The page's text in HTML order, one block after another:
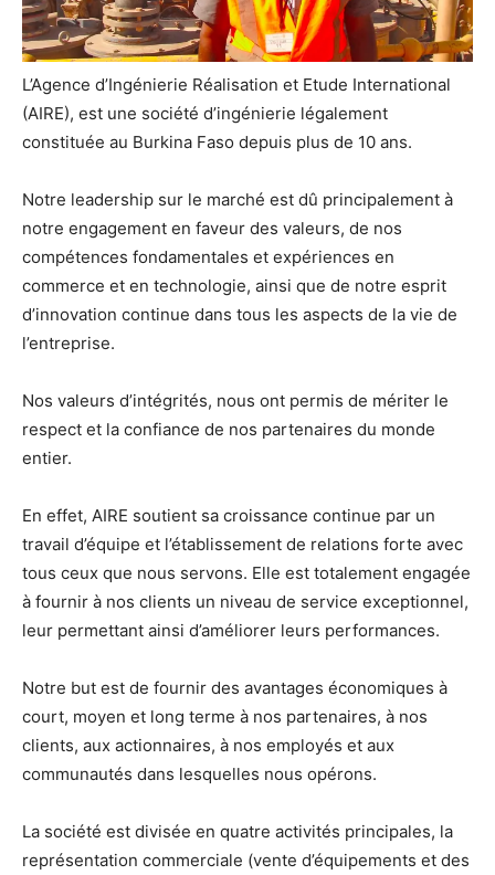
L’Agence d’Ingénierie Réalisation et Etude International
(AIRE), est une société d’ingénierie légalement
constituée au Burkina Faso depuis plus de 10 ans.
Notre leadership sur le marché est dû principalement à
notre engagement en faveur des valeurs, de nos
compétences fondamentales et expériences en
commerce et en technologie, ainsi que de notre esprit
d’innovation continue dans tous les aspects de la vie de
l’entreprise.
Nos valeurs d’intégrités, nous ont permis de mériter le
respect et la confiance de nos partenaires du monde
entier.
En effet, AIRE soutient sa croissance continue par un
travail d’équipe et l’établissement de relations forte avec
tous ceux que nous servons. Elle est totalement engagée
à fournir à nos clients un niveau de service exceptionnel,
leur permettant ainsi d’améliorer leurs performances.
Notre but est de fournir des avantages économiques à
court, moyen et long terme à nos partenaires, à nos
clients, aux actionnaires, à nos employés et aux
communautés dans lesquelles nous opérons.
La société est divisée en quatre activités principales, la
représentation commerciale (vente d’équipements et des